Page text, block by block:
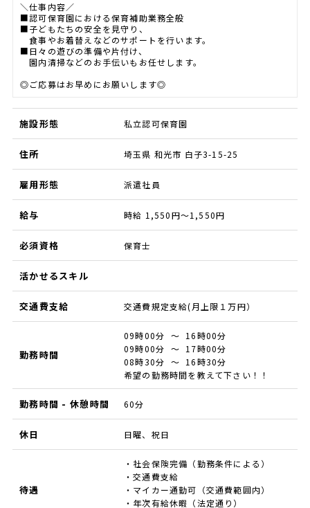
＼仕事内容／
■認可保育園における保育補助業務全般
■子どもたちの安全を見守り、
食事やお着替えなどのサポートを行います。
■日々の遊びの準備や片付け、
園内清掃などのお手伝いもお任せします。
◎ご応募はお早めにお願いします◎
施設形態 私立認可保育園
住所 埼玉県 和光市 白子3-15-25
雇用形態 派遣社員
給与 時給 1,550円～1,550円
必須資格 保育士
活かせるスキル
交通費支給 交通費規定支給(月上限１万円）
勤務時間
09時00分 ～ 16時00分
09時00分 ～ 17時00分
08時30分 ～ 16時30分
希望の勤務時間を教えて下さい！！
勤務時間 - 休憩時間 60分
休日 日曜、祝日
待遇
・社会保険完備（勤務条件による）
・交通費支給
・マイカー通勤可（交通費範囲内）
・年次有給休暇（法定通り）